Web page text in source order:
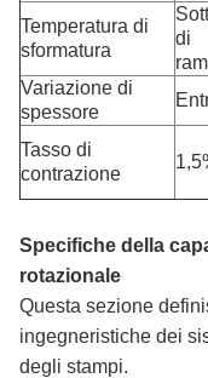
Temperatura di
sformatura
di
Variazione di
spessore
Tasso di
contrazione
Specifiche della
rotazionale
Questa sezione
ingegneristiche dei
degli stampi.